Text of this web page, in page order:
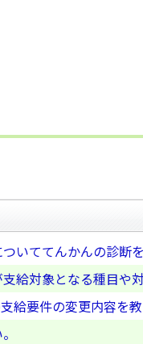
ついててんかんの診
支給対象となる種目や
給要件の変更内容を